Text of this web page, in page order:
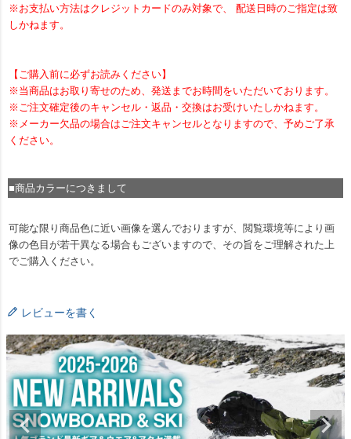
※お支払い方法はクレジットカードのみ対象で、 配送日時のご指定は致
しかねます。
【ご購入前に必ずお読みください】
※当商品はお取り寄せのため、発送までお時間をいただいております。
※ご注文確定後のキャンセル・返品・交換はお受けいたしかねます。
※メーカー欠品の場合はご注文キャンセルとなりますので、予めご了承
ください。
■商品カラーにつきまして
可能な限り商品色に近い画像を選んでおりますが、閲覧環境等により画
像の色目が若干異なる場合もございますので、その旨をご理解された上
でご購入ください。
レビューを書く